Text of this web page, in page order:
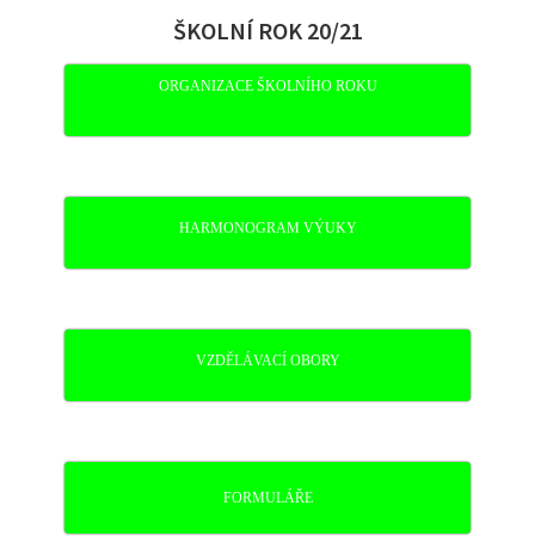
ŠKOLNÍ ROK 20/21
ORGANIZACE ŠKOLNÍHO ROKU
HARMONOGRAM VÝUKY
VZDĚLÁVACÍ OBORY
FORMULÁŘE